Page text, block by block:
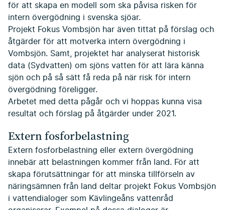
för att skapa en modell som ska påvisa risken för
intern övergödning i svenska sjöar.
Projekt Fokus Vombsjön har även tittat på förslag och
åtgärder för att motverka intern övergödning i
Vombsjön. Samt, projektet har analyserat historisk
data (Sydvatten) om sjöns vatten för att lära känna
sjön och på så sätt få reda på när risk för intern
övergödning föreligger.
Arbetet med detta pågår och vi hoppas kunna visa
resultat och förslag på åtgärder under 2021.
Extern fosforbelastning
Extern fosforbelastning eller extern övergödning
innebär att belastningen kommer från land. För att
skapa förutsättningar för att minska tillförseln av
näringsämnen från land deltar projekt Fokus Vombsjön
i vattendialoger som Kävlingeåns vattenråd